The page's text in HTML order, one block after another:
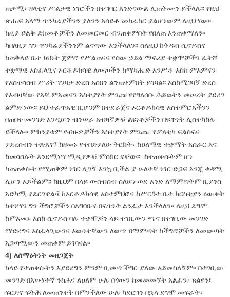
ጠቃሚ፣ ዘላቂና ሥልታዊ ነገሮችን በተግባር እንድናውል ሊጠቅሙን ይችላሉ፡፡ የዚህ
ጽሑፍ አላማ ጥንካሬያችንን ያለንን አሳይቶ መከራከር ያልሆነውም ለዚህ ነው፡፡
ከዚያ ይልቅ ድክመቶቻችን ለመመርመር ብንጠቀምበት የበለጠ እንጠቀማለን፡፡
ካበለዚያ ግን ጥንካሬያችንንም ልናጣው እንችላለን፡፡ ስለዚህ ከቅዱስ ሲኖዶስና
ከጠቅላይ ቤተ ክህነት ጀምሮ የሥልጠናና የሰው ኃይል ማፍሪያ ተቋሞቻችን ፈትሾ
ተቋማዊ አስፈላጊና ኦርቶዶክሳዊ ለውጦችን ከማካሔድ አንሥቶ እስከ ምእምናን
የአስተሳሰብ ሥሪት ግንባታ ድረስ አስበን ልንጠቀምበት ይገባል፡፡ እስከሚገባኝ ድረስ
የእብዛኛው የእኛ ምእመናን አስተያየት ምንጩ የየግለሰቡ ሕይወትን መሠረት ያደረገ
ልምድ ነው፡፡ ይህ ተፈጥአዊ ቢሆንም በተደራጀና ኦርቶዶክሳዊ አስተምሮአችንን
በጠበቀ መንገድ እንዲሆን ብንሠራ አብዛኛዎቹ ልዩነቶቻችን በፍጥነት ሊስተካከሉ
ይችላሉ፡፡ ምክንያቱም የብዙዎቻችን እስተያየት ምንጩ የፖለቲካ ፍልስፍና
ያደረሰብን ተጽእኖ፤ ከዘመኑ የተበድያለሁ ትርክት፣ ከዐለማዊ ተቋማት አሰራር እና
ከመሳሰሉት እንደሚነሣ ሚዲያዎቹ ምስክር ናቸው፡፡ ከተጠቀሱትም ሆነ
ካጠጠቀሱት የሚጠቅም ነገር ሊገኝ እንኳ ቢችል ያ ሁለተኛ ነገር ድጋፍ እንጂ ቀዳሚ
ሊሆን አይችልም፡፡ ከዚህም በላይ ውስብስብ ስለሆነ ወደ አንድ ለማምጣትም ቢያንስ
አድካሚ ያደርገዋል፡፤ ከኦርቶዶክሳዊ አስተምህሮና ከሥርዓተ ቤተ ክርስቲያን ዕውቀት
ከተነሣን ግን ችግሮቻችን በአግባቡና በፍጥነት ልንፈታ እንችላለን፡፡ ለዚህ ደግሞ
ከምእመኑ እስከ ሲኖዶስ ባሉ ተቋሞቻን ላይ ተገቢውን ጫና በተገቢው መንገድ
ማድረግና አስፈላጊውንና እውነተኛውን ለውጥ በማምጣት ከችግሮቻችን ለመውጣት
አጋጣሚውን መጠቀም ይገባናል፡፡
4) ለሰማዕትነት መዘጋጀት
ከላይ የተጠቀሱትን እያደረግን ምንም ቢመጣ ችግር ያለው አይመስለኝም፡፡ በተገቢው
መንገድ በእውነተኛ ንስሐና ለዐለም ሁሉ በጎውን ከመመመኘት አልፈን፤ ጸልየን፣
ፍርድና ፍትሕ ለመጠንቀቅ በምንችለው ሁሉ ካደርግን በኋላ ደግሞ መፍራት፣